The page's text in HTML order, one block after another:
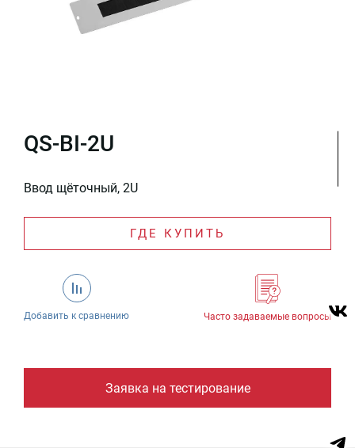
QS-BI-2U
Ввод щёточный, 2U
ГДЕ КУПИТЬ
Добавить к сравнению Часто задаваемые вопросы
Заявка на тестирование